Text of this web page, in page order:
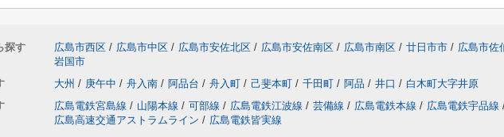
探す 広島市西区 / 広島市中区 / 広島市安佐北区 / 広島市安佐南区 / 広島市南区 / 廿日市市 / 広島市佐
岩国市
大州 / 庚午中 / 舟入南 / 阿品台 / 舟入町 / 己斐本町 / 千田町 / 阿品 / 井口 / 白木町大字井原
広島電鉄宮島線 / 山陽本線 / 可部線 / 広島電鉄江波線 / 芸備線 / 広島電鉄本線 / 広島電鉄宇品線
広島高速交通アストラムライン / 広島電鉄皆実線